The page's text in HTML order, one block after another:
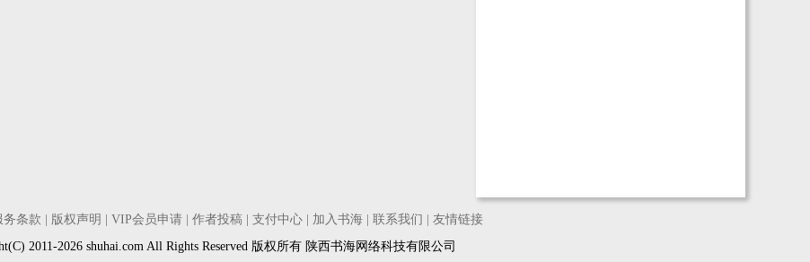
务条款 版权声明 VIP会员申请| 作者投稿| 支付中心| 加入书海| 联系我们
友情链接
2011-2026 shuhai.com All Rights Reserved 版权所有 陕西书海网络科技有限公司